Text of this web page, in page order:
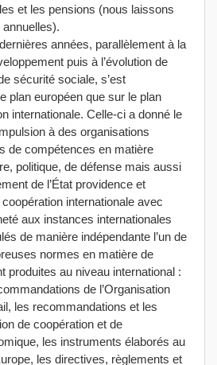
et les pensions (nous laissons
années, parallèlement à la
puis à l’évolution de
sécurité sociale, s’est
plan européen que sur le plan
internationale. Celle-ci a donné le
à des organisations
de compétences en matière
politique, de défense mais aussi
de l’État providence et
internationale avec
aux instances internationales
de manière indépendante l’un de
normes en matière de
produites au niveau international :
de l’Organisation
les recommandations et les
de coopération et de
les instruments élaborés au
les directives, règlements et